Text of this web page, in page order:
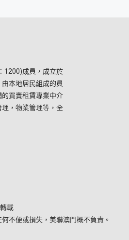
1200)成員，成立於
本地居民組成的員
買賣租賃專業中介
，物業管理等，全
載
不便或損失，美聯澳門概不負責。